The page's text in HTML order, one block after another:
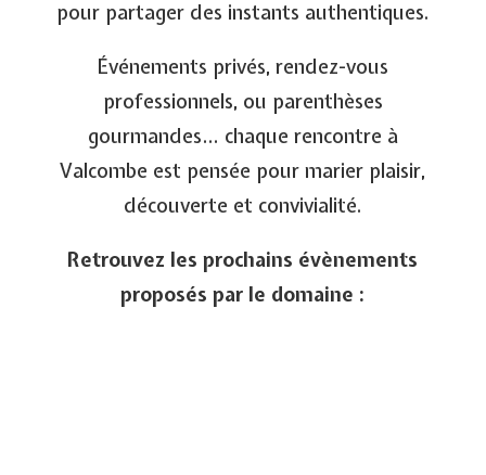
pour partager des instants authentiques.
Événements privés, rendez-vous
professionnels, ou parenthèses
gourmandes… chaque rencontre à
Valcombe est pensée pour marier plaisir,
découverte et convivialité.
Retrouvez les prochains évènements
proposés par le domaine :